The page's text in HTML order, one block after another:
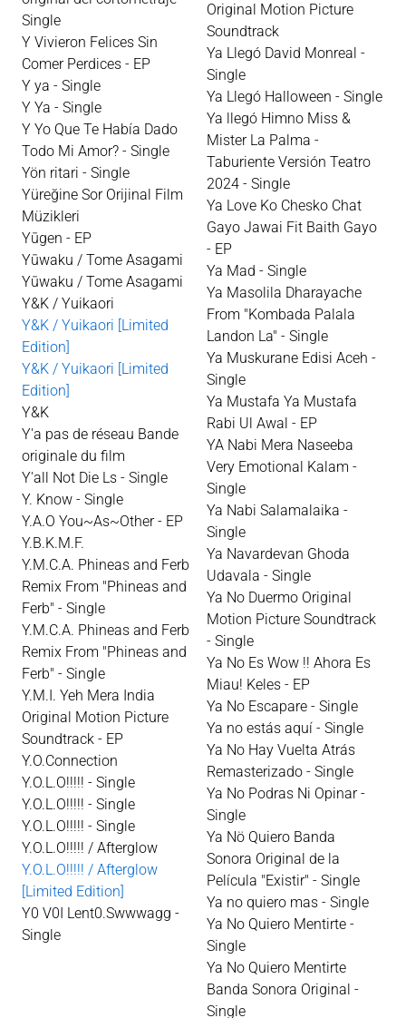
Single
Y Vivieron Felices Sin
Comer Perdices - EP
Y ya - Single
Y Ya - Single
Y Yo Que Te Había Dado
Todo Mi Amor? - Single
Yön ritari - Single
Yüreğine Sor Orijinal Film
Müzikleri
Yūgen - EP
Yūwaku / Tome Asagami
Yūwaku / Tome Asagami
Y&K / Yuikaori
Y&K / Yuikaori [Limited
Edition]
Y&K / Yuikaori [Limited
Edition]
Y&K
Y'a pas de réseau Bande
originale du film
Y'all Not Die Ls - Single
Y. Know - Single
Y.A.O You~As~Other - EP
Y.B.K.M.F.
Y.M.C.A. Phineas and Ferb
Remix From "Phineas and
Ferb" - Single
Y.M.C.A. Phineas and Ferb
Remix From "Phineas and
Ferb" - Single
Y.M.I. Yeh Mera India
Original Motion Picture
Soundtrack - EP
Y.O.Connection
Y.O.L.O!!!!! - Single
Y.O.L.O!!!!! - Single
Y.O.L.O!!!!! - Single
Y.O.L.O!!!!! / Afterglow
Y.O.L.O!!!!! / Afterglow
[Limited Edition]
Y0 V0I Lent0.Swwwagg -
Single
Original Motion Picture
Soundtrack
Ya Llegó David Monreal -
Single
Ya Llegó Halloween - Single
Ya llegó Himno Miss &
Mister La Palma -
Taburiente Versión Teatro
2024 - Single
Ya Love Ko Chesko Chat
Gayo Jawai Fit Baith Gayo
- EP
Ya Mad - Single
Ya Masolila Dharayache
From "Kombada Palala
Landon La" - Single
Ya Muskurane Edisi Aceh -
Single
Ya Mustafa Ya Mustafa
Rabi Ul Awal - EP
YA Nabi Mera Naseeba
Very Emotional Kalam -
Single
Ya Nabi Salamalaika -
Single
Ya Navardevan Ghoda
Udavala - Single
Ya No Duermo Original
Motion Picture Soundtrack
- Single
Ya No Es Wow !! Ahora Es
Miau! Keles - EP
Ya No Escapare - Single
Ya no estás aquí - Single
Ya No Hay Vuelta Atrás
Remasterizado - Single
Ya No Podras Ni Opinar -
Single
Ya Nö Quiero Banda
Sonora Original de la
Película "Existir" - Single
Ya no quiero mas - Single
Ya No Quiero Mentirte -
Single
Ya No Quiero Mentirte
Banda Sonora Original -
Single